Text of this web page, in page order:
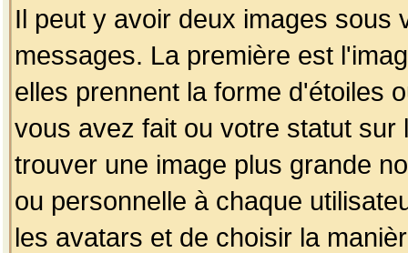
Il peut y avoir deux images sous
messages. La première est
elles prennent la forme d'étoiles
vous avez fait ou votre statut
trouver une image plus grande
ou personnelle à chaque
les avatars et de choisir la